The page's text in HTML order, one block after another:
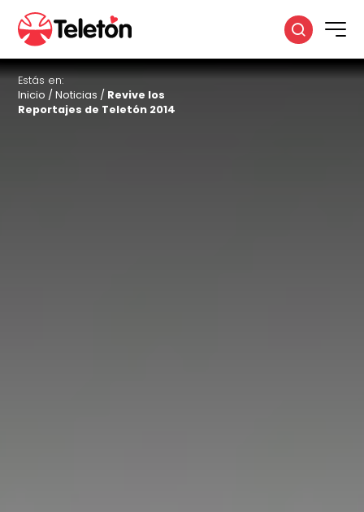
Estás en:
Inicio /Noticias / Revive los
Reportajes de Teletón 2014